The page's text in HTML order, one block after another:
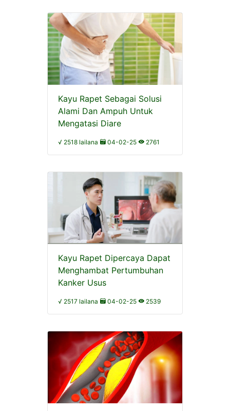
Kayu Rapet Sebagai Solusi
Alami Dan Ampuh Untuk
Mengatasi Diare
√ 2518 lailana 04-02-25 2761
Kayu Rapet Dipercaya Dapat
Menghambat Pertumbuhan
Kanker Usus
√ 2517 lailana 04-02-25 2539